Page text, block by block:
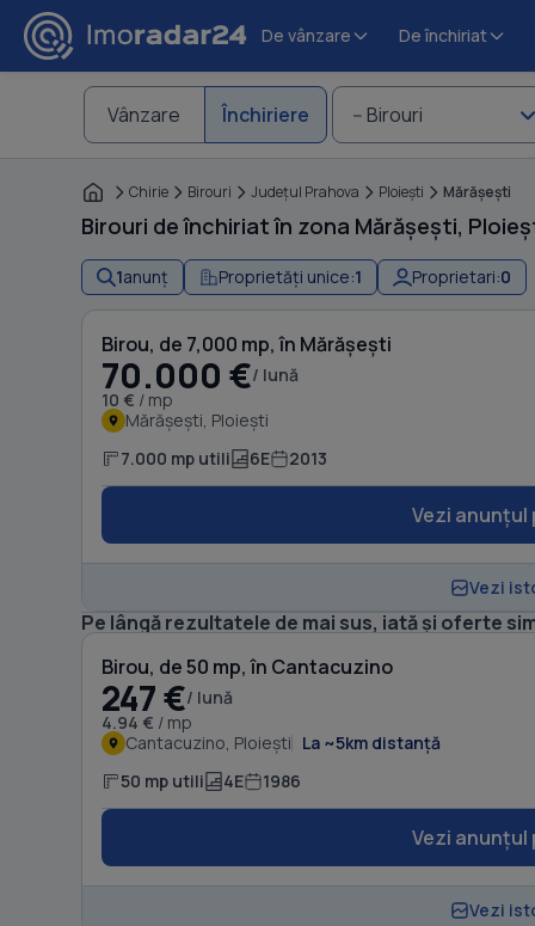
De vânzare De închiriat
Vânzare Închiriere -- Birouri
Chirie Birouri Judeţul Prahova Ploieşti Mărăşeşti
Birouri de închiriat în zona Mărășești,
1anunț Proprietăți unice:1 Proprietari:0
Birou, de 7,000 mp, în Mărășești
70.000 €/ lună
10 € / mp
Mărășești, Ploiești
7.000 mp utili 6E 2013
Vezi anunțul
Vezi
Pe lângă rezultatele de mai sus, iată și oferte
Birou, de 50 mp, în Cantacuzino
247 €/ lună
4.94 € / mp
Cantacuzino, Ploiești La ~5km distanță
50 mp utili 4E 1986
Vezi anunțul
Vezi